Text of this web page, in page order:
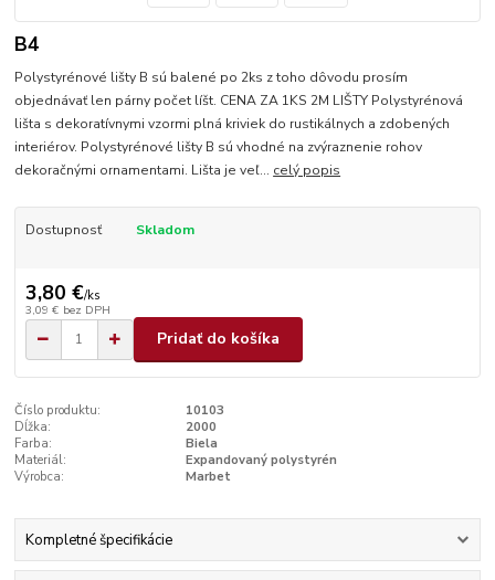
B4
Polystyrénové lišty B sú balené po 2ks z toho dôvodu prosím
objednávať len párny počet líšt. CENA ZA 1KS 2M LIŠTY Polystyrénová
lišta s dekoratívnymi vzormi plná kriviek do rustikálnych a zdobených
interiérov. Polystyrénové lišty B sú vhodné na zvýraznenie rohov
dekoračnými ornamentami. Lišta je veľ... celý popis
Dostupnosť Skladom
3,80 €/ks
3,09 € bez DPH
Pridať do košíka
Číslo produktu:
10103
Dĺžka:
2000
Farba:
Biela
Materiál:
Expandovaný polystyrén
Výrobca:
Marbet
Kompletné špecifikácie